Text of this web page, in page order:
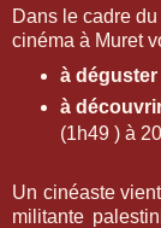
Dans le cadre
cinéma à Muret
à
à
(1h49 ) à
Un cinéaste
militante